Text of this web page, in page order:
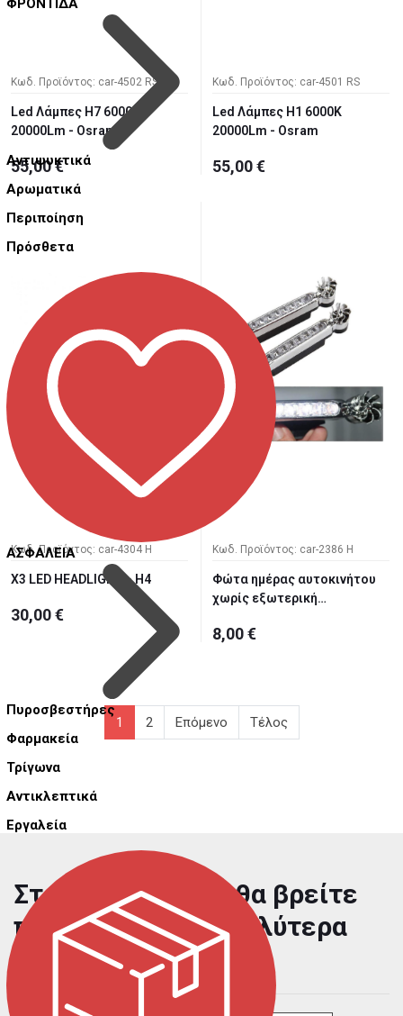
ΦΡΟΝΤΙΔΑ
Αντιψυκτικά
Αρωματικά
Περιποίηση
Πρόσθετα
ΑΣΦΑΛΕΙΑ
Πυροσβεστήρες
Φαρμακεία
Τρίγωνα
Αντικλεπτικά
Εργαλεία
Κωδ. Προϊόντος: car-4502 RS
Led Λάμπες H7 6000k
20000Lm - Osram
55,00 €
Κωδ. Προϊόντος: car-4501 RS
Led Λάμπες H1 6000K
20000Lm - Osram
55,00 €
Κωδ. Προϊόντος: car-4304 Η
X3 LED HEADLIGHT - Η4
30,00 €
Κωδ. Προϊόντος: car-2386 H
Φώτα ημέρας αυτοκινήτου
χωρίς εξωτερική
8,00 €
1 2 Επόμενο Τέλος
Στο carmaniac.gr θα βρείτε
προϊόντα από τα καλύτερα
brands της αγοράς